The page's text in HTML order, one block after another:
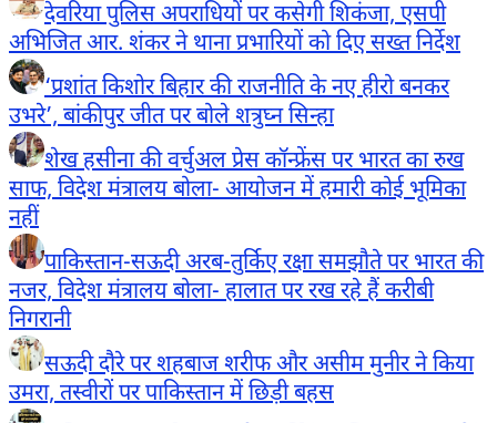
देवरिया पुलिस अपराधियों पर कसेगी शिकंजा, एसपी
अभिजित आर. शंकर ने थाना प्रभारियों को दिए सख्त निर्देश
‘प्रशांत किशोर बिहार की राजनीति के नए हीरो बनकर
उभरे’, बांकीपुर जीत पर बोले शत्रुघ्न सिन्हा
शेख हसीना की वर्चुअल प्रेस कॉन्फ्रेंस पर भारत का रुख
साफ, विदेश मंत्रालय बोला- आयोजन में हमारी कोई भूमिका
नहीं
पाकिस्तान-सऊदी अरब-तुर्किए रक्षा समझौते पर भारत की
नजर, विदेश मंत्रालय बोला- हालात पर रख रहे हैं करीबी
निगरानी
सऊदी दौरे पर शहबाज शरीफ और असीम मुनीर ने किया
उमरा, तस्वीरों पर पाकिस्तान में छिड़ी बहस